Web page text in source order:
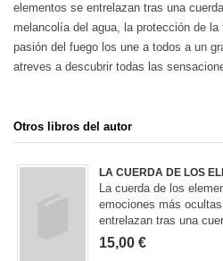
elementos se entrelazan tras una
melancolía del agua, la protección de
pasión del fuego los une a todos a un
atreves a descubrir todas las
Otros libros del autor
LA CUERDA DE LOS
La cuerda de los
emociones más
entrelazan tras una
15,00 €